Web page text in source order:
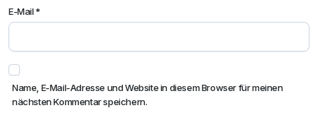
E-Mail*
Name, E-Mail-Adresse und Website in diesem Browser für meinen
nächsten Kommentar speichern.